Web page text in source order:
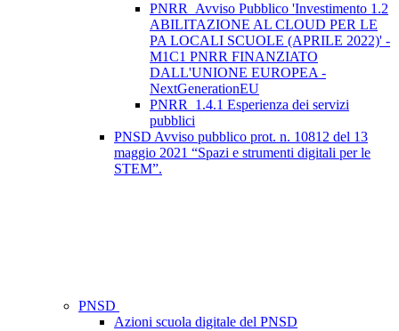
PNRR_Avviso Pubblico 'Investimento 1.2
ABILITAZIONE AL CLOUD PER LE
PA LOCALI SCUOLE (APRILE 2022)' -
M1C1 PNRR FINANZIATO
DALL'UNIONE EUROPEA -
NextGenerationEU
PNRR_1.4.1 Esperienza dei servizi
pubblici
PNSD Avviso pubblico prot. n. 10812 del 13
maggio 2021 “Spazi e strumenti digitali per le
STEM”.
PNSD
Azioni scuola digitale del PNSD